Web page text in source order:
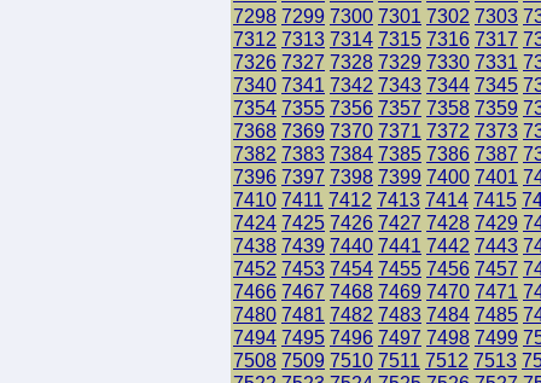
7298 7299 7300 7301 7302 7303
7312 7313 7314 7315 7316 7317
7326 7327 7328 7329 7330 7331
7340 7341 7342 7343 7344 7345
7354 7355 7356 7357 7358 7359
7368 7369 7370 7371 7372 7373
7382 7383 7384 7385 7386 7387
7396 7397 7398 7399 7400 7401
7410 7411 7412 7413 7414 7415
7424 7425 7426 7427 7428 7429
7438 7439 7440 7441 7442 7443
7452 7453 7454 7455 7456 7457
7466 7467 7468 7469 7470 7471
7480 7481 7482 7483 7484 7485
7494 7495 7496 7497 7498 7499
7508 7509 7510 7511 7512 7513